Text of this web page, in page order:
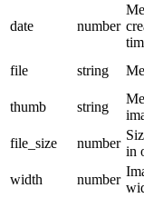
date number
file string
thumb
string
file_size
number
in
width
number